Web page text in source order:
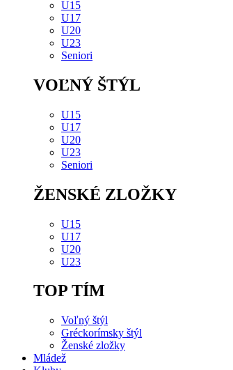
U15
U17
U20
U23
Seniori
VOĽNÝ ŠTÝL
U15
U17
U20
U23
Seniori
ŽENSKÉ ZLOŽKY
U15
U17
U20
U23
TOP TÍM
Voľný štýl
Gréckorímsky štýl
Ženské zložky
Mládež